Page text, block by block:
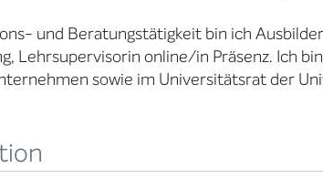
und Beratungstätigkeit bin ich
Lehrsupervisorin online/in Präsenz. Ich
sowie im Universitätsrat der